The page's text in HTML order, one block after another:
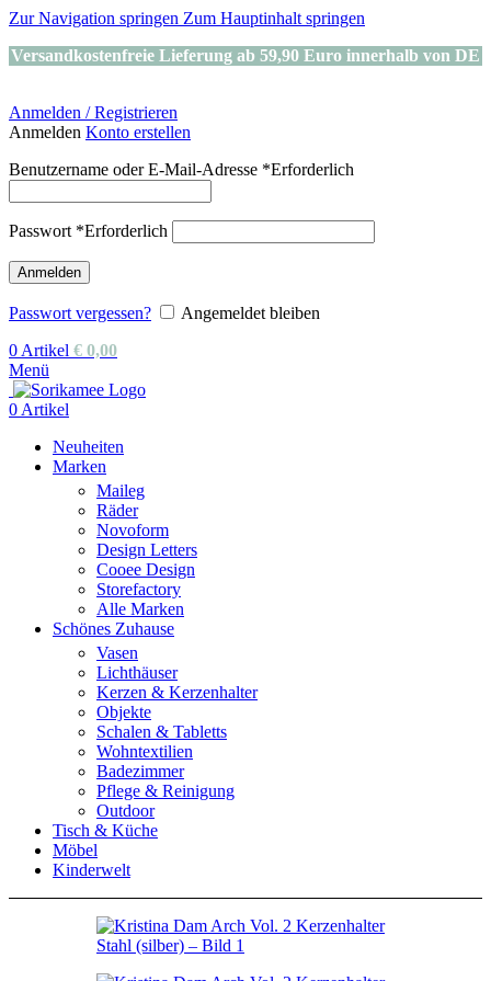
Zur Navigation springen Zum Hauptinhalt springen
Versandkostenfreie Lieferung ab 59,90 Euro innerhalb von DE
Anmelden / Registrieren
Anmelden Konto erstellen
Benutzername oder E-Mail-Adresse *Erforderlich
Passwort *Erforderlich
Anmelden
Passwort vergessen?
Angemeldet bleiben
0 Artikel € 0,00
Menü
0 Artikel
Neuheiten
Marken
Maileg
Räder
Novoform
Design Letters
Cooee Design
Storefactory
Alle Marken
Schönes Zuhause
Vasen
Lichthäuser
Kerzen & Kerzenhalter
Objekte
Schalen & Tabletts
Wohntextilien
Badezimmer
Pflege & Reinigung
Outdoor
Tisch & Küche
Möbel
Kinderwelt